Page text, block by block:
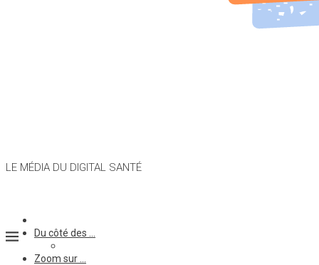
LE MÉDIA DU DIGITAL SANTÉ
Du côté des …
Zoom sur …